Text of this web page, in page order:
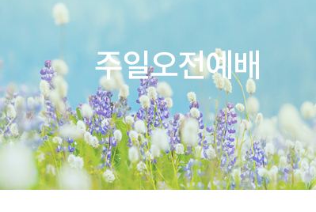
주일오전예배